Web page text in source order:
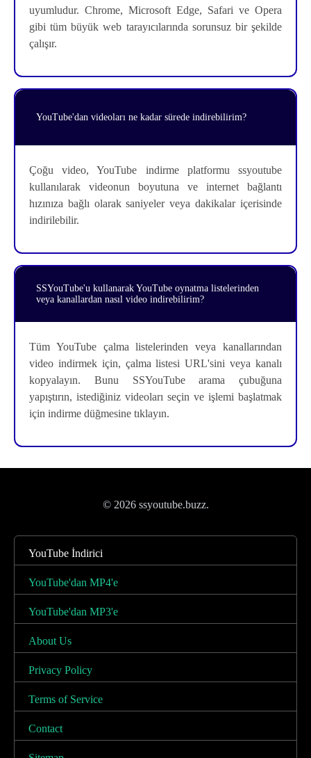
uyumludur. Chrome, Microsoft Edge, Safari ve Opera
gibi tüm büyük web tarayıcılarında sorunsuz bir şekilde
çalışır.
YouTube'dan videoları ne kadar sürede indirebilirim?
Çoğu video, YouTube indirme platformu ssyoutube
kullanılarak videonun boyutuna ve internet bağlantı
hızınıza bağlı olarak saniyeler veya dakikalar içerisinde
indirilebilir.
SSYouTube'u kullanarak YouTube oynatma listelerinden
veya kanallardan nasıl video indirebilirim?
Tüm YouTube çalma listelerinden veya kanallarından
video indirmek için, çalma listesi URL'sini veya kanalı
kopyalayın. Bunu SSYouTube arama çubuğuna
yapıştırın, istediğiniz videoları seçin ve işlemi başlatmak
için indirme düğmesine tıklayın.
© 2026 ssyoutube.buzz.
YouTube İndirici
YouTube'dan MP4'e
YouTube'dan MP3'e
About Us
Privacy Policy
Terms of Service
Contact